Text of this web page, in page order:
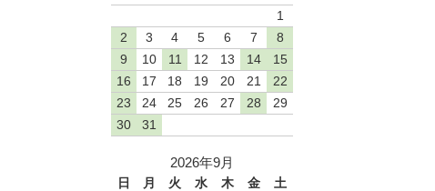
1
2
3 4 5 6 7
8
9
10 11 12 13 14
15
16
17 18 19 20 21
22
23
24 25 26 27 28
29
30
31
2026年9月
日 月 火 水 木 金
土